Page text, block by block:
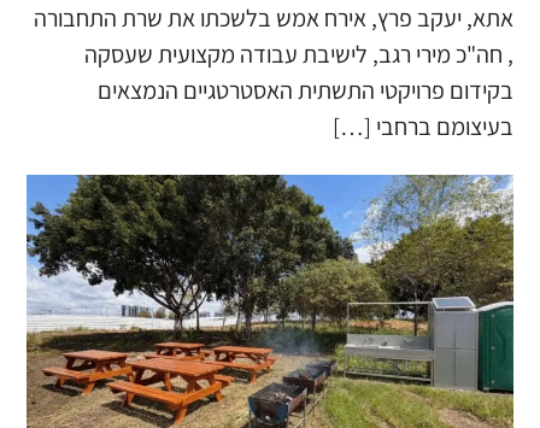
אתא, יעקב פרץ, אירח אמש בלשכתו את שרת התחבורה
, חה"כ מירי רגב, לישיבת עבודה מקצועית שעסקה
בקידום פרויקטי התשתית האסטרטגיים הנמצאים
בעיצומם ברחבי […]